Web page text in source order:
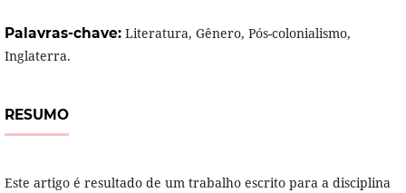
Palavras-chave: Literatura, Gênero, Pós-colonialismo,
Inglaterra.
RESUMO
Este artigo é resultado de um trabalho escrito para a disciplina